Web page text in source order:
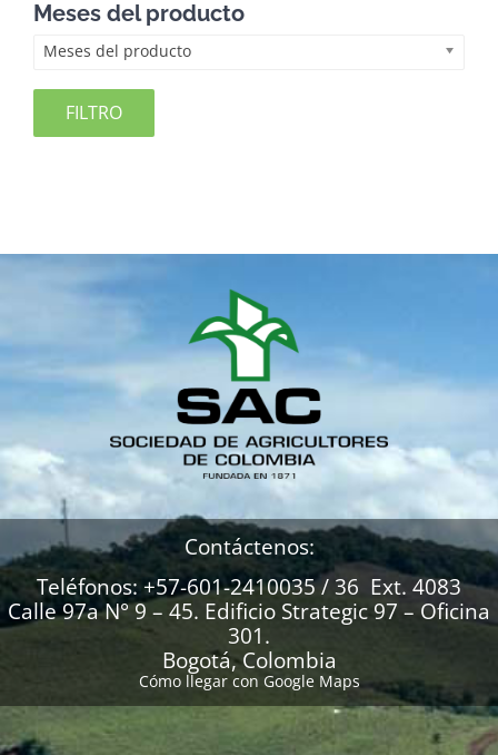
Meses del producto
Meses del producto
FILTRO
Contáctenos:
Teléfonos: +57-601-2410035 / 36 Ext. 4083
Calle 97a N° 9 – 45. Edificio Strategic 97 – Oficina
301.
Bogotá, Colombia
Cómo llegar con Google Maps